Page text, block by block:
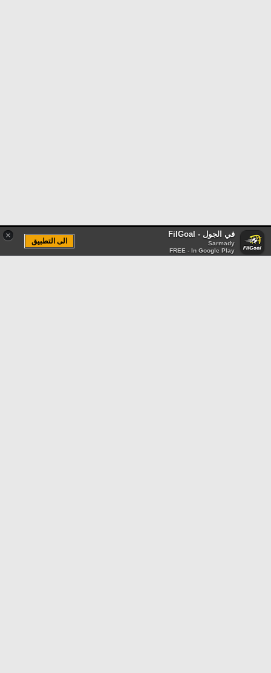
× في الجول - FilGoal
Sarmady
FREE - In Google Play
الى التطبيق